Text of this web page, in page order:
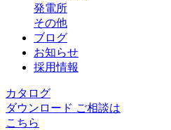
発電所
その他
ブログ
お知らせ
採用情報
カタログ
ダウンロード ご相談は
こちら